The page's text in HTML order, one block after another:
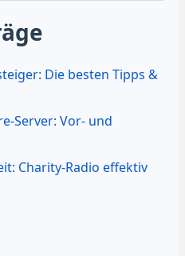
Die besten Tipps &
Server: Vor- und
Charity-Radio effektiv